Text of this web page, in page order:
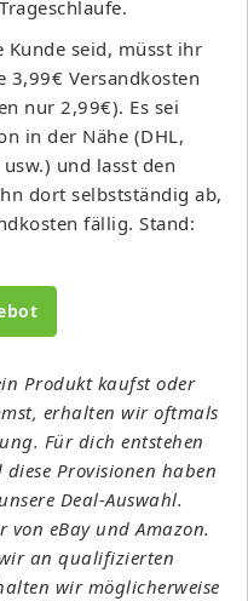
Kunde seid, müsst ihr
3,99€ Versandkosten
nur 2,99€). Es sei
in der Nähe (DHL,
und lasst den
dort selbstständig ab,
fällig. Stand:
Produkt kaufst oder
erhalten wir oftmals
Für dich entstehen
Provisionen haben
Deal-Auswahl.
eBay und Amazon.
an qualifizierten
wir möglicherweise